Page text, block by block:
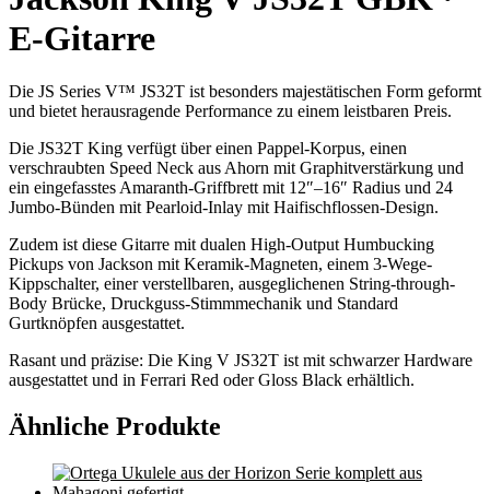
E-Gitarre
Die JS Series V™ JS32T ist besonders majestätischen Form geformt
und bietet herausragende Performance zu einem leistbaren Preis.
Die JS32T King verfügt über einen Pappel-Korpus, einen
verschraubten Speed Neck aus Ahorn mit Graphitverstärkung und
ein eingefasstes Amaranth-Griffbrett mit 12″–16″ Radius und 24
Jumbo-Bünden mit Pearloid-Inlay mit Haifischflossen-Design.
Zudem ist diese Gitarre mit dualen High-Output Humbucking
Pickups von Jackson mit Keramik-Magneten, einem 3-Wege-
Kippschalter, einer verstellbaren, ausgeglichenen String-through-
Body Brücke, Druckguss-Stimmmechanik und Standard
Gurtknöpfen ausgestattet.
Rasant und präzise: Die King V JS32T ist mit schwarzer Hardware
ausgestattet und in Ferrari Red oder Gloss Black erhältlich.
Ähnliche Produkte